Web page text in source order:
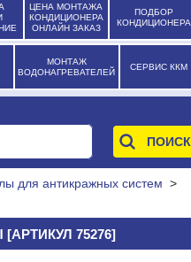
ЦЕНА МОНТАЖА
КОНДИЦИОНЕРА
ОНЛАЙН ЗАКАЗ
ПОДБОР
КОНДИЦИОНЕРА
МОНТАЖ
ВОДОНАГРЕВАТЕЛЕЙ
СЕРВИС ККМ
для антикражных систем >
75276]